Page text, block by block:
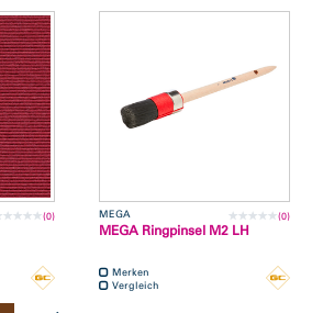
(0) MEGA (0)
MEGA Ringpinsel M2 LH
Merken
Vergleich